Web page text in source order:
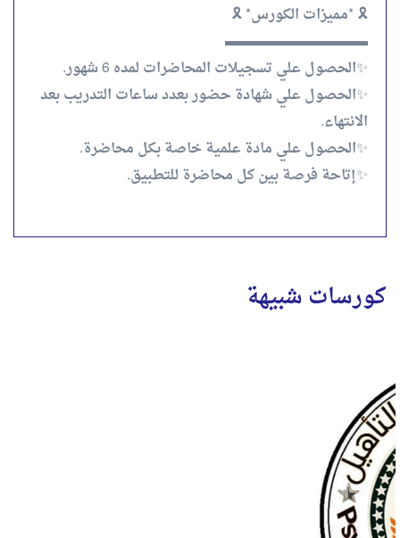
🎗️ *مميزات الكورس* 🎗️
▬▬▬▬▬▬▬▬▬▬
✨الحصول علي تسجيلات المحاضرات لمده 6 شهور.
✨الحصول علي شهادة حضور بعدد ساعات التدريب بعد
الانتهاء.
✨الحصول علي مادة علمية خاصة بكل محاضرة.
✨إتاحة فرصة بين كل محاضرة للتطبيق.
كورسات شبيهة